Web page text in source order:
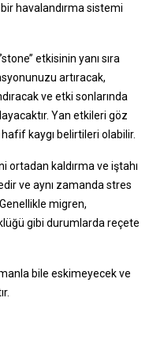
havalandırma sistemi
etkisinin yanı sıra
artıracak,
ve etki sonlarında
Yan etkileri göz
kaygı belirtileri olabilir.
ortadan kaldırma ve iştahı
ve aynı zamanda stres
migren,
gibi durumlarda reçete
bile eskimeyecek ve